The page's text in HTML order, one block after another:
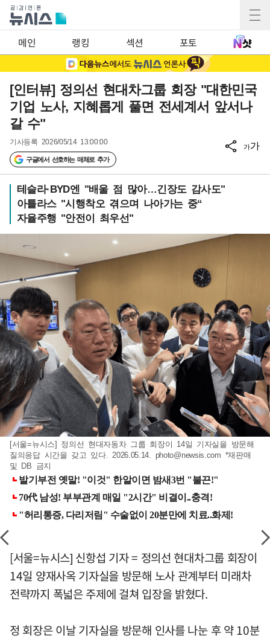
메인 랭킹 섹션 포토
[인터뷰] 정의선 현대차그룹 회장 "대한민국
기업 노사, 지혜롭게 풀면 전세계서 앞서나
갈 수"
기사등록 2026/05/14 13:00:00
구글에서 선호하는 매체로 추가
가가
테슬라·BYD엔 "배울 점 많아…긴장도 감사도"
아틀라스 "시행착오 겪으며 나아가는 중“
자율주행 "안전이 최우선"
[서울=뉴시스] 정의선 현대자동차 그룹 회장이 14일 기자실을 방문해
질의응답 시간을 갖고 있다. 2026.05.14. photo@newsis.com *재판매
및 DB 금지
[서울=뉴시스] 신항섭 기자 = 정의선 현대차그룹 회장이
14일 양재사옥 기자실을 방문해 노사 관계부터 미래차
전략까지 폭넓은 주제에 걸쳐 입장을 밝혔다.
정 회장은 이날 기자실을 방문해 인사를 나눈 후 약 10분